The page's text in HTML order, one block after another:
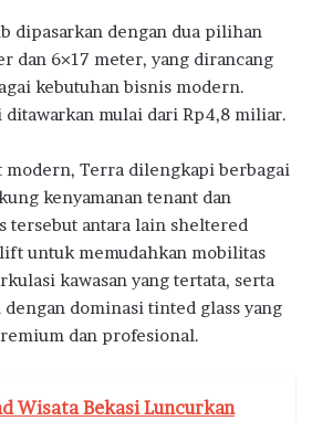
dipasarkan dengan dua pilihan
dan 6×17 meter, yang dirancang
kebutuhan bisnis modern.
mulai dari Rp4,8 miliar.
modern, Terra dilengkapi berbagai
kenyamanan tenant dan
tersebut antara lain sheltered
untuk memudahkan mobilitas
kawasan yang tertata, serta
dominasi tinted glass yang
dan profesional.
Wisata Bekasi Luncurkan